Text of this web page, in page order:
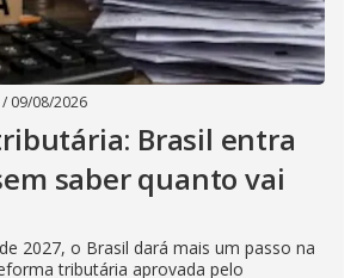
/ 09/08/2026
Brasil entra
saber quanto vai
2027, o Brasil dará mais um passo na
tributária aprovada pelo